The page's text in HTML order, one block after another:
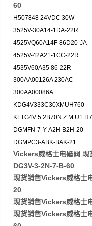
60
H507848 24VDC 30W
3525V-30A14-1DA-22R
4525VQ60A14F-86D20-JA
4525V-42A21-1CC-22R
4535V60A35 86-22R
300AA00126A 230AC
300AA00086A
KDG4V333C30XMUH760
KFTG4V 5 2B70N Z M U1
DGMFN-7-Y-A2H-B2H-20
DGMPC3-ABK-BAK-21
Vickers威格士电磁阀 现
DG3V-3-2N-7-B-60
现货销售Vickers威格士
20
现货销售Vickers威格士
现货销售Vickers威格士